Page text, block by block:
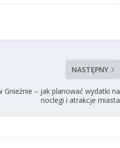
NASTĘPNY
Gnieźnie – jak planować wydatki na
noclegi i atrakcje miasta